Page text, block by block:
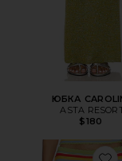
ЮБКА
ASTA
$180